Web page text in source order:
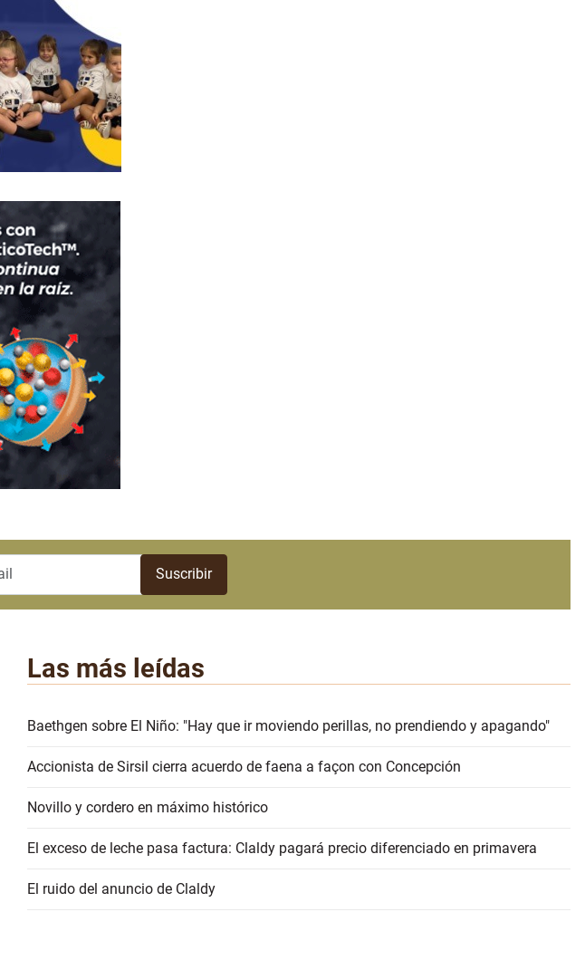
Las más leídas
Baethgen sobre El Niño: "Hay que ir moviendo perillas, no prendiendo y apagando"
Accionista de Sirsil cierra acuerdo de faena a façon con Concepción
Novillo y cordero en máximo histórico
El exceso de leche pasa factura: Claldy pagará precio diferenciado en primavera
El ruido del anuncio de Claldy